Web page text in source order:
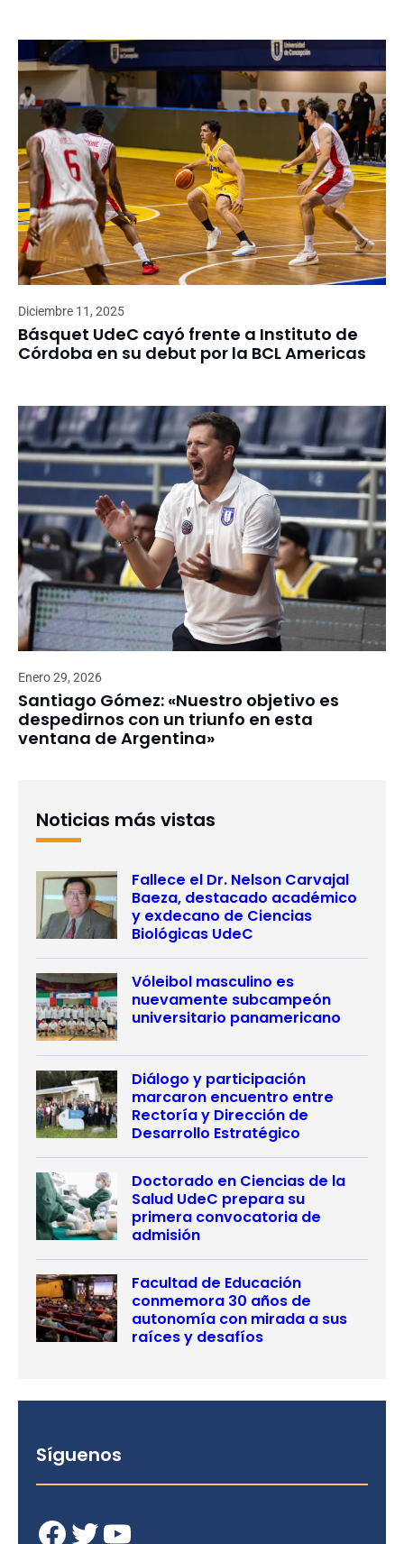
Diciembre 11, 2025
Básquet UdeC cayó frente a Instituto de
Córdoba en su debut por la BCL Americas
Enero 29, 2026
Santiago Gómez: «Nuestro objetivo es
despedirnos con un triunfo en esta
ventana de Argentina»
Noticias más vistas
Fallece el Dr. Nelson Carvajal
Baeza, destacado académico
y exdecano de Ciencias
Biológicas UdeC
Vóleibol masculino es
nuevamente subcampeón
universitario panamericano
Diálogo y participación
marcaron encuentro entre
Rectoría y Dirección de
Desarrollo Estratégico
Doctorado en Ciencias de la
Salud UdeC prepara su
primera convocatoria de
admisión
Facultad de Educación
conmemora 30 años de
autonomía con mirada a sus
raíces y desafíos
Síguenos
Facebook Twitter YouTube